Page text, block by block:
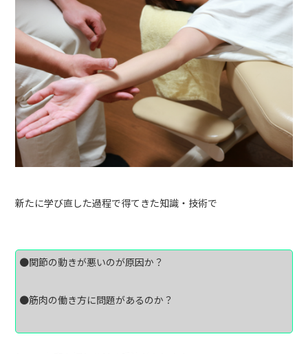
新たに学び直した過程で得てきた知識・技術で
●関節の動きが悪いのが原因か？
●筋肉の働き方に問題があるのか？